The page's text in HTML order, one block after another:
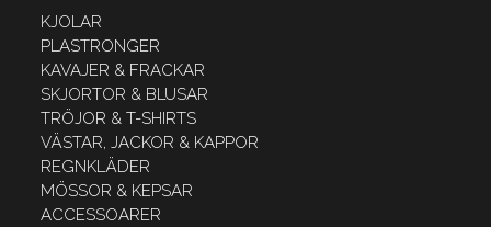
KJOLAR
PLASTRONGER
KAVAJER & FRACKAR
SKJORTOR & BLUSAR
TRÖJOR & T-SHIRTS
VÄSTAR, JACKOR & KAPPOR
REGNKLÄDER
MÖSSOR & KEPSAR
ACCESSOARER